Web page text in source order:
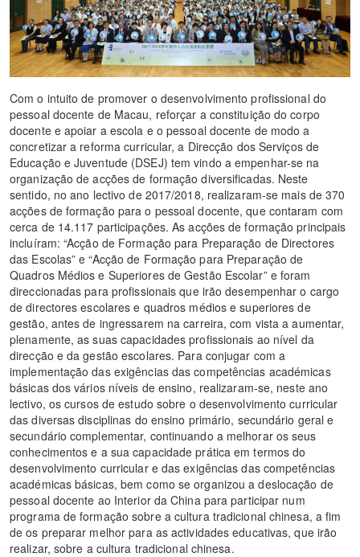
Com o intuito de promover o desenvolvimento profissional do
pessoal docente de Macau, reforçar a constituição do corpo
docente e apoiar a escola e o pessoal docente de modo a
concretizar a reforma curricular, a Direcção dos Serviços de
Educação e Juventude (DSEJ) tem vindo a empenhar-se na
organização de acções de formação diversificadas. Neste
sentido, no ano lectivo de 2017/2018, realizaram-se mais de 370
acções de formação para o pessoal docente, que contaram com
cerca de 14.117 participações. As acções de formação principais
incluíram: “Acção de Formação para Preparação de Directores
das Escolas” e “Acção de Formação para Preparação de
Quadros Médios e Superiores de Gestão Escolar” e foram
direccionadas para profissionais que irão desempenhar o cargo
de directores escolares e quadros médios e superiores de
gestão, antes de ingressarem na carreira, com vista a aumentar,
plenamente, as suas capacidades profissionais ao nível da
direcção e da gestão escolares. Para conjugar com a
implementação das exigências das competências académicas
básicas dos vários níveis de ensino, realizaram-se, neste ano
lectivo, os cursos de estudo sobre o desenvolvimento curricular
das diversas disciplinas do ensino primário, secundário geral e
secundário complementar, continuando a melhorar os seus
conhecimentos e a sua capacidade prática em termos do
desenvolvimento curricular e das exigências das competências
académicas básicas, bem como se organizou a deslocação de
pessoal docente ao Interior da China para participar num
programa de formação sobre a cultura tradicional chinesa, a fim
de os preparar melhor para as actividades educativas, que irão
realizar, sobre a cultura tradicional chinesa.